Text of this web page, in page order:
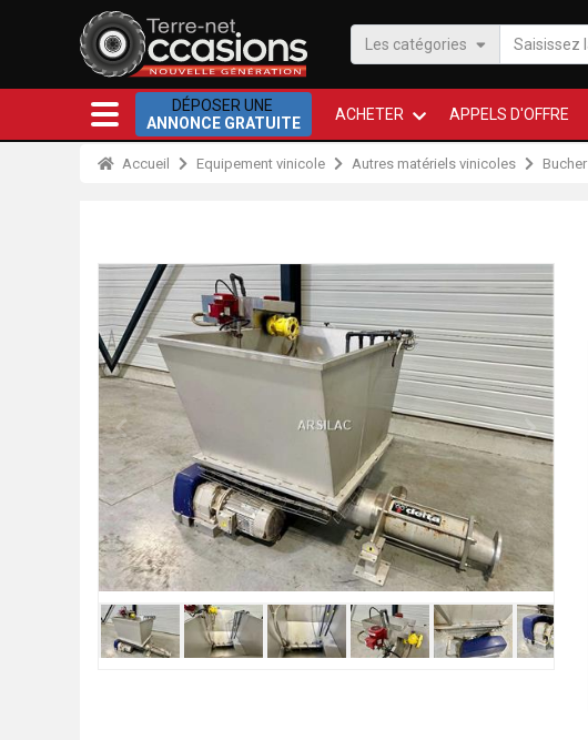
Les catégories
DÉPOSER UNE
ANNONCE GRATUITE
ACHETER APPELS D'OFFRE
Accueil Equipement vinicole Autres matériels vinicoles Bucher